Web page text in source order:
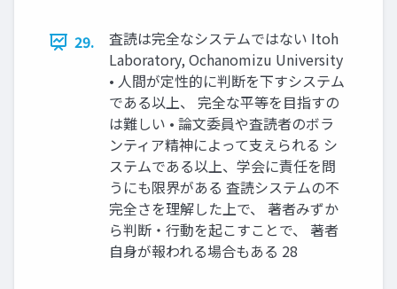
29.
査読は完全なシステムではない Itoh
Laboratory, Ochanomizu University
• 人間が定性的に判断を下すシステム
である以上、 完全な平等を目指すの
は難しい • 論文委員や査読者のボラ
ンティア精神によって支えられる シ
ステムである以上、学会に責任を問
うにも限界がある 査読システムの不
完全さを理解した上で、 著者みずか
ら判断・行動を起こすことで、 著者
自身が報われる場合もある 28